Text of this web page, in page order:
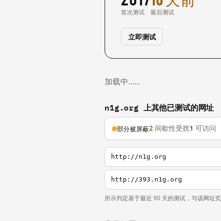
首次测试 最后测试
立即测试
加载中……
n1g.org 上其他已测试的网址
部分被屏蔽2 间歇性受扰1 可访问
http://n1g.org
http://393.n1g.org
所示判定基于最近 90 天的测试，与该网址页